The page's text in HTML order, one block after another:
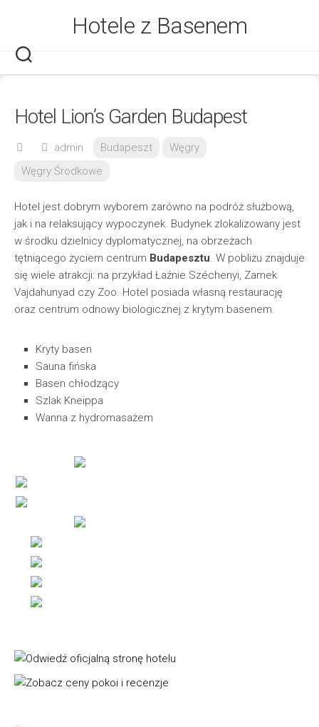
Hotele z Basenem
Hotel Lion’s Garden Budapest
admin Budapeszt
Węgry
Węgry Środkowe
Hotel jest dobrym wyborem zarówno na podróż służbową,
jak i na relaksujący wypoczynek. Budynek zlokalizowany jest
w środku dzielnicy dyplomatycznej, na obrzeżach
tętniącego życiem centrum Budapesztu. W pobliżu znajduje
się wiele atrakcji: na przykład Łaźnie Széchenyi, Zamek
Vajdahunyad czy Zoo. Hotel posiada własną restaurację
oraz centrum odnowy biologicznej z krytym basenem.
Kryty basen
Sauna fińska
Basen chłodzący
Szlak Kneippa
Wanna z hydromasażem